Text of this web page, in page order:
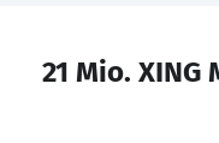
21 Mio.